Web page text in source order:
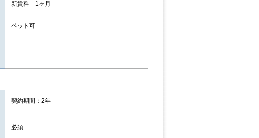
新賃料 1ヶ月
ペット可
契約期間：2年
必須